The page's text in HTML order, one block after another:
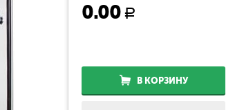
0.00 Р
В КОРЗИНУ